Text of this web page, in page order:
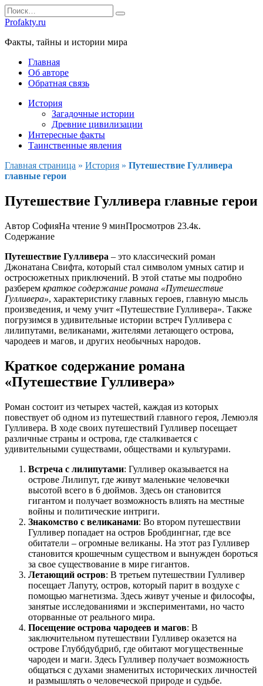
Перейти
к
содержанию
Search
for:
Profakty.ru
Факты, тайны и истории мира
Главная
Об авторе
Обратная связь
История
Загадочные истории
Древние цивилизации
Интересные факты
Таинственные явления
Главная страница » История » Путешествие Гулливера
главные герои
Путешествие Гулливера главные герои
Автор СофияНа чтение 9 минПросмотров 23.4к.
Содержание
Путешествие Гулливера – это классический роман
Джонатана Свифта, который стал символом умных сатир и
остросюжетных приключений. В этой статье мы подробно
разберем краткое содержание романа «Путешествие
Гулливера», характеристику главных героев, главную мысль
произведения, и чему учит «Путешествие Гулливера». Также
погрузимся в удивительные истории встреч Гулливера с
лилипутами, великанами, жителями летающего острова,
чародеев и магов, и других необычных народов.
Краткое содержание романа
«Путешествие Гулливера»
Роман состоит из четырех частей, каждая из которых
повествует об одном из путешествий главного героя, Лемюэля
Гулливера. В ходе своих путешествий Гулливер посещает
различные страны и острова, где сталкивается с
удивительными существами, обществами и культурами.
Встреча с лилипутами: Гулливер оказывается на
острове Лилипут, где живут маленькие человечки
высотой всего в 6 дюймов. Здесь он становится
гигантом и получает возможность влиять на местные
войны и политические интриги.
Знакомство с великанами: Во втором путешествии
Гулливер попадает на остров Бробдингнаг, где все
обитатели – огромные великаны. На этот раз Гулливер
становится крошечным существом и вынужден бороться
за свое существование в мире гигантов.
Летающий остров: В третьем путешествии Гулливер
посещает Лапуту, остров, который парит в воздухе с
помощью магнетизма. Здесь живут ученые и философы,
занятые исследованиями и экспериментами, но часто
оторванные от реального мира.
Посещение острова чародеев и магов: В
заключительном путешествии Гулливер оказется на
острове Глуббдубдриб, где обитают могущественные
чародеи и маги. Здесь Гулливер получает возможность
общаться с духами знаменитых исторических личностей
и размышлять о человеческой природе и судьбе.